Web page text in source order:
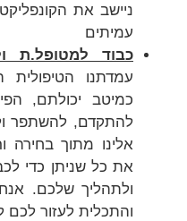
ניישב את
עמיתים
כבוד למטופל.ת
עמדתנו הטיפולית
כמיטב יכולתם,
להתקדם, להשתפר
אלינו מתוך בחירה
את כל שניתן כדי
ולתהליך שלכם.
והתכלית לעזור